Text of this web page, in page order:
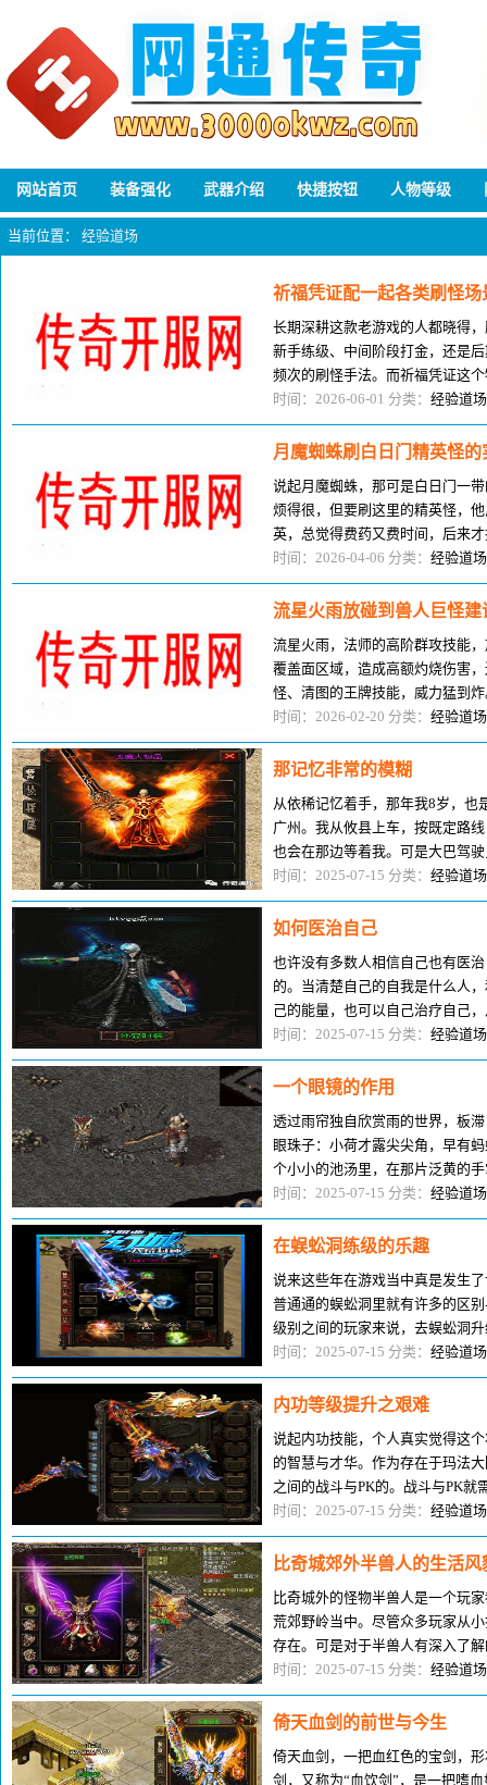
网站首页 装备强化 武器介绍 快捷按钮 人物等级
当前位置： 经验道场
祈福凭证配一起各类刷怪
长期深耕这款老游戏的人都晓得
新手练级、中间阶段打金，还是
频次的刷怪手法。而祈福凭证这
大好些只是随手一拿用，浪费了他
时间：2026-06-01 分类： 经验道场
月魔蜘蛛刷白日门精英怪
说起月魔蜘蛛，那可是白日门一
烦得很，但要刷这里的精英怪，
英，总觉得费药又费时间，后来
率直来直去翻番。白日门的精英
时间：2026-04-06 分类： 经验道场
流星火雨放碰到兽人巨怪建
流星火雨，法师的高阶群攻技能
覆盖面区域，造成高额灼烧伤害
怪、清图的王牌技能，威力猛到
兽人巨怪的时候，建议马上不搞
时间：2026-02-20 分类： 经验道场
那记忆非常的模糊
从依稀记忆着手，那年我8岁，也
广州。我从攸县上车，按既定路
也会在那边等着我。可是大巴驾
是没有手机的，所以没有办法告知
时间：2025-07-15 分类： 经验道场
如何医治自己
也许没有多数人相信自己也有医
的。当清楚自己的自我是什么人
己的能量，也可以自己治疗自己
还是心理上的。一，先对生命中自
时间：2025-07-15 分类： 经验道场
一个眼镜的作用
透过雨帘独自欣赏雨的世界，板
眼珠子：小荷才露尖尖角，早有
个小小的池汤里，在那片泛黄的
在它看来没有疑问是孤寂的。水面
时间：2025-07-15 分类： 经验道场
在蜈蚣洞练级的乐趣
说来这些年在游戏当中真是发生
普通通的蜈蚣洞里就有许多的区
级别之间的玩家来说，去蜈蚣洞
黑色恶组、巨型蠕虫、跳跳蜂、钳
时间：2025-07-15 分类： 经验道场
内功等级提升之艰难
说起内功技能，个人真实觉得这
的智慧与才华。作为存在于玛法
之间的战斗与PK的。战斗与PK就
为硬实力与内功实力。硬实力就
时间：2025-07-15 分类： 经验道场
比奇城郊外半兽人的生活风
比奇城外的怪物半兽人是一个玩
荒郊野岭当中。尽管众多玩家从
存在。可是对于半兽人有深入了
我个人对于半兽人的了解，为大家
时间：2025-07-15 分类： 经验道场
倚天血剑的前世与今生
倚天血剑，一把血红色的宝剑，
剑，又称为“血饮剑”，是一把嗜